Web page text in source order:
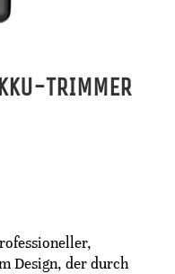
TRIMMER
Design, der durch